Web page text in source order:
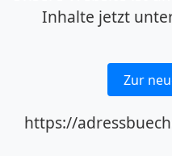
Inhalte jetzt
Zur
https://